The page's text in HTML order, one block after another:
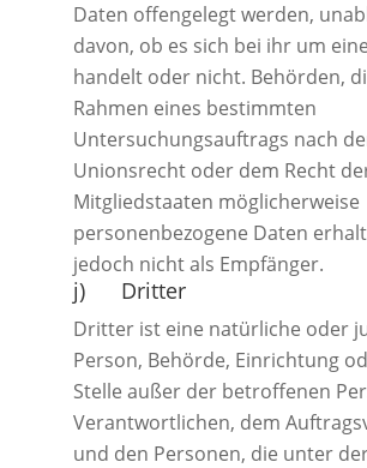
Daten offengelegt werden,
davon, ob es sich bei ihr um
handelt oder nicht. Behörden,
Rahmen eines bestimmten
Untersuchungsauftrags nach
Unionsrecht oder dem Recht
Mitgliedstaaten möglicherweise
personenbezogene Daten
jedoch nicht als Empfänger.
j) Dritter
Dritter ist eine natürliche oder
Person, Behörde, Einrichtung
Stelle außer der betroffenen
Verantwortlichen, dem
und den Personen, die unter